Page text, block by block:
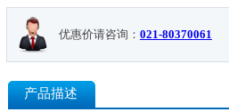
优惠价请咨询： 021-80370061
产品描述